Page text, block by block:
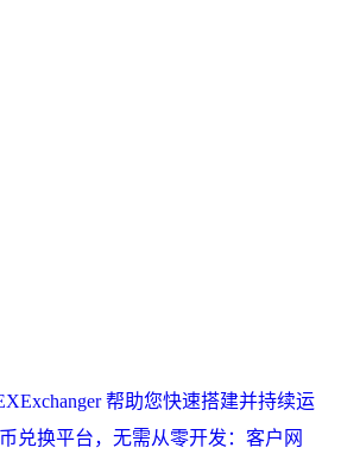
帮助您快速搭建并持续运
兑换平台，无需从零开发：客户网